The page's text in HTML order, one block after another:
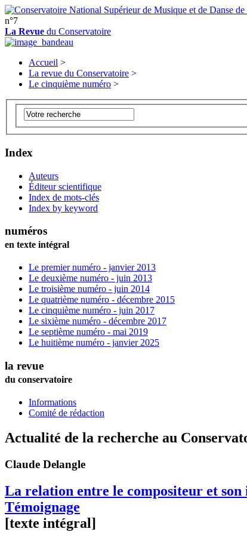
n°7
La Revue du Conservatoire
Accueil >
La revue du Conservatoire >
Le cinquième numéro >
Index
Auteurs
Éditeur scientifique
Index de mots-clés
Index by keyword
numéros
en texte intégral
Le premier numéro - janvier 2013
Le deuxième numéro - juin 2013
Le troisième numéro - juin 2014
Le quatrième numéro - décembre 2015
Le cinquième numéro - juin 2017
Le sixième numéro - décembre 2017
Le septième numéro - mai 2019
Le huitième numéro - janvier 2025
la revue
du conservatoire
Informations
Comité de rédaction
Actualité de la recherche au
Claude Delangle
La relation entre le compositeur et
Témoignage
[texte intégral]